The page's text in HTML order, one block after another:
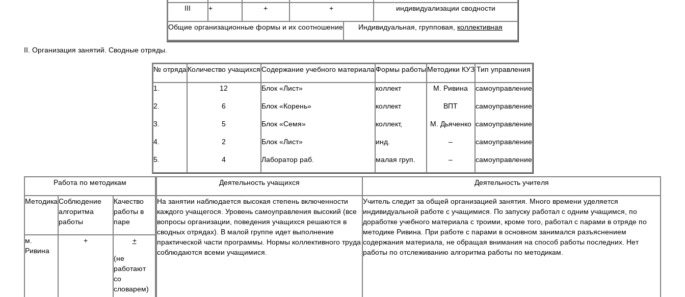
III + + + индивидуализации сводности
Общие организационные формы и их соотношение Индивидуальная, групповая, коллективная
II. Организация занятий. Сводные отряды.
№ отряда Количество учащихсяСодержание учебного материалаФормы работы Методики КУЗ Тип управления
1.
2.
3.
4.
5.
12
6
5
2
4
Блок «Лист»
Блок «Корень»
Блок «Семя»
Блок «Лист»
Лаборатор раб.
коллект
коллект
коллект,
инд.
малая груп.
М. Ривина
ВПТ
М. Дьяченко
–
–
самоуправление
самоуправление
самоуправление
самоуправление
самоуправление
Работа по методикам Деятельность учащихся Деятельность учителя
МетодикаСоблюдение
алгоритма
работы
Качество
работы в
паре
На занятии наблюдается высокая степень включенности
каждого учащегося. Уровень самоуправления высокий (все
вопросы организации, поведения учащихся решаются в
сводных отрядах). В малой группе идет выполнение
практической части программы. Нормы коллективного труда
соблюдаются всеми учащимися.
Учитель следит за общей организацией занятия. Много времени уделяется
индивидуальной работе с учащимися. По запуску работал с одним учащимся, по
доработке учебного материала с троими, кроме того, работал с парами в отряде по
методике Ривина. При работе с парами в основном занимался разъяснением
содержания материала, не обращая внимания на способ работы последних. Нет
работы по отслеживанию алгоритма работы по методикам.
м.
Ривина
+ +
(не
работают
со
словарем)